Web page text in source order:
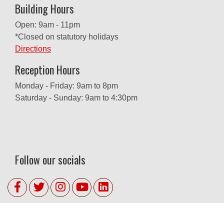
Building Hours
Open: 9am - 11pm
*Closed on statutory holidays
Directions
Reception Hours
Monday - Friday: 9am to 8pm
Saturday - Sunday: 9am to 4:30pm
Follow our socials